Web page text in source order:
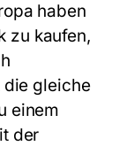
haben
zu kaufen,
gleiche
einem
der